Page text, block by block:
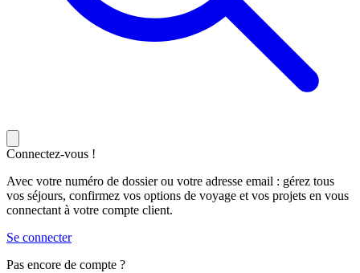
Connectez-vous !
Avec votre numéro de dossier ou votre adresse email : gérez tous
vos séjours, confirmez vos options de voyage et vos projets en vous
connectant à votre compte client.
Se connecter
Pas encore de compte ?